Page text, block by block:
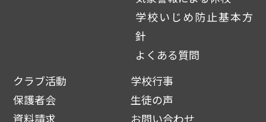
学校いじめ防止基本方
針
よくある質問
クラブ活動
学校行事
保護者会
生徒の声
資料請求
お問い合わせ